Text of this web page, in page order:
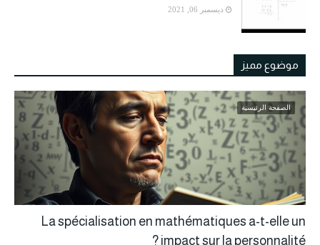
ديسمبر 06, 2021
موضوع مميز
الصفحة الرئيسية
La spécialisation en mathématiques a-t-elle un
impact sur la personnalité ?